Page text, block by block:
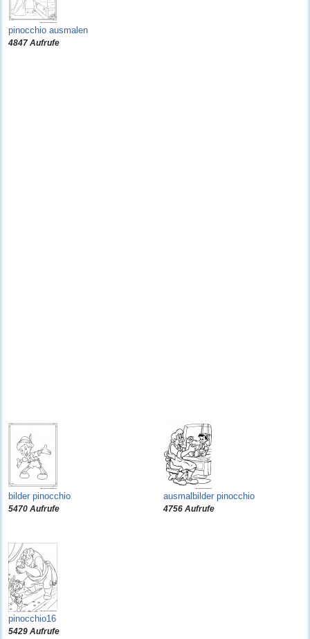
pinocchio ausmalen
4847 Aufrufe
bilder pinocchio
5470 Aufrufe
ausmalbilder pinocchio
4756 Aufrufe
pinocchio16
5429 Aufrufe